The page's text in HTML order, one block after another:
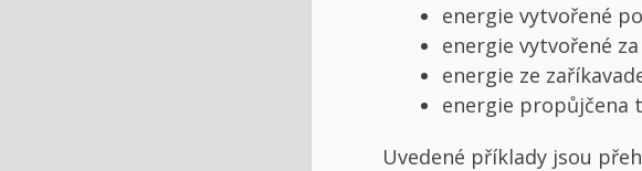
energie vytvořené
energie vytvořené
energie ze
energie propůjčena
Uvedené příklady jsou